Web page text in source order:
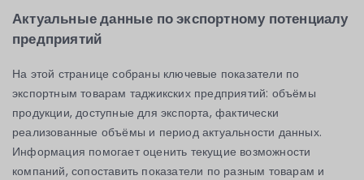
Актуальные данные по экспортному потенциалу
предприятий
На этой странице собраны ключевые показатели по
экспортным товарам таджикских предприятий: объёмы
продукции, доступные для экспорта, фактически
реализованные объёмы и период актуальности данных.
Информация помогает оценить текущие возможности
компаний, сопоставить показатели по разным товарам и